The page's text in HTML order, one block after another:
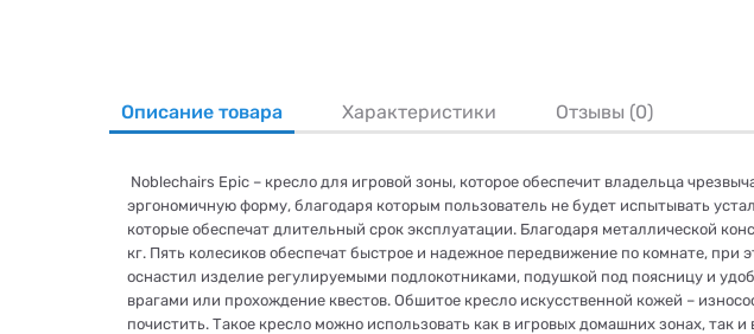
Описание товара Характеристики Отзывы (0)
Noblechairs Epic – кресло для игровой зоны, которое обеспечит владельца
эргономичную форму, благодаря которым пользователь не будет испытывать
которые обеспечат длительный срок эксплуатации. Благодаря металлической
кг. Пять колесиков обеспечат быстрое и надежное передвижение по комнате,
оснастил изделие регулируемыми подлокотниками, подушкой под поясницу и
врагами или прохождение квестов. Обшитое кресло искусственной кожей –
почистить. Такое кресло можно использовать как в игровых домашних зонах, так и